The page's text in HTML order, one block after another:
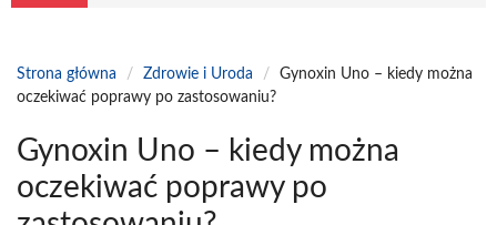
Strona główna / Zdrowie i Uroda /
Gynoxin Uno – kiedy można
oczekiwać poprawy po zastosowaniu?
Gynoxin Uno – kiedy można
oczekiwać poprawy po